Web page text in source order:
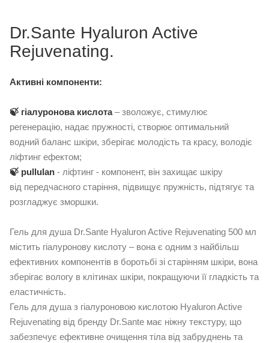
Dr.Sante Hyaluron Active
Rejuvenating.
Активні компоненти:
🍃 гіалуронова кислота– зволожує, стимулює
регенерацію, надає пружності, створює оптимальний
водний баланс шкіри, зберігає молодість та красу, володіє
ліфтинг ефектом;
🍃 pullulan - ліфтинг - компонент, він захищає шкіру
від передчасного старіння, підвищує пружність, підтягує та
розгладжує зморшки.
Гель для душа Dr.Sante Hyaluron Active Rejuvenating 500 мл
містить гіалуронову кислоту – вона є одним з найбільш
ефективних компонентів в боротьбі зі старінням шкіри, вона
зберігає вологу в клітинах шкіри, покращуючи її гладкість та
еластичність.
Гель для душа з гіалуроновою кислотою Hyaluron Active
Rejuvenating від бренду Dr.Sante має ніжну текстуру, що
забезпечує ефективне очищення тіла від забруднень та